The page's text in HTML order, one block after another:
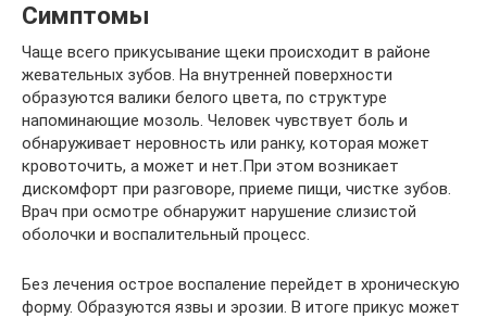
Симптомы
Чаще всего прикусывание щеки происходит в районе
жевательных зубов. На внутренней поверхности
образуются валики белого цвета, по структуре
напоминающие мозоль. Человек чувствует боль и
обнаруживает неровность или ранку, которая может
кровоточить, а может и нет.При этом возникает
дискомфорт при разговоре, приеме пищи, чистке зубов.
Врач при осмотре обнаружит нарушение слизистой
оболочки и воспалительный процесс.
Без лечения острое воспаление перейдет в хроническую
форму. Образуются язвы и эрозии. В итоге прикус может